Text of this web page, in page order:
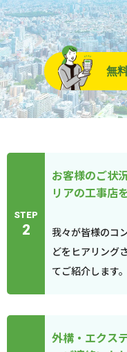
無
STEP
2
お客様のご状
リアの工事店
我々が皆様のコ
どをヒアリング
てご紹介します。
外構・エクス